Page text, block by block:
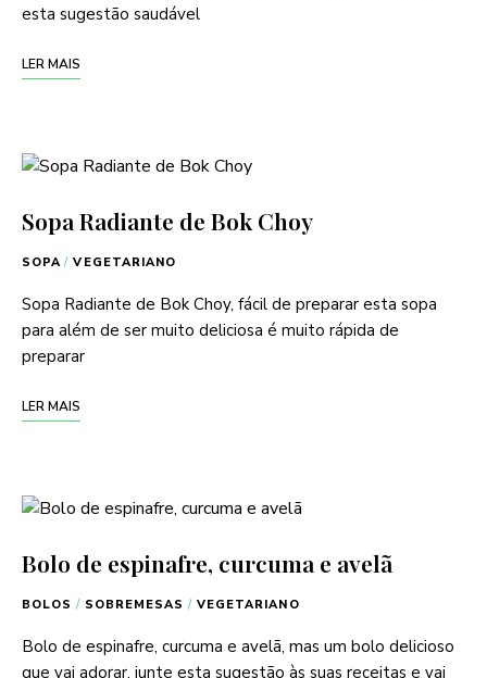
esta sugestão saudável
LER MAIS
Sopa Radiante de Bok Choy
SOPA / VEGETARIANO
Sopa Radiante de Bok Choy, fácil de preparar esta sopa
para além de ser muito deliciosa é muito rápida de
preparar
LER MAIS
Bolo de espinafre, curcuma e avelã
BOLOS / SOBREMESAS / VEGETARIANO
Bolo de espinafre, curcuma e avelã, mas um bolo delicioso
que vai adorar, junte esta sugestão às suas receitas e vai